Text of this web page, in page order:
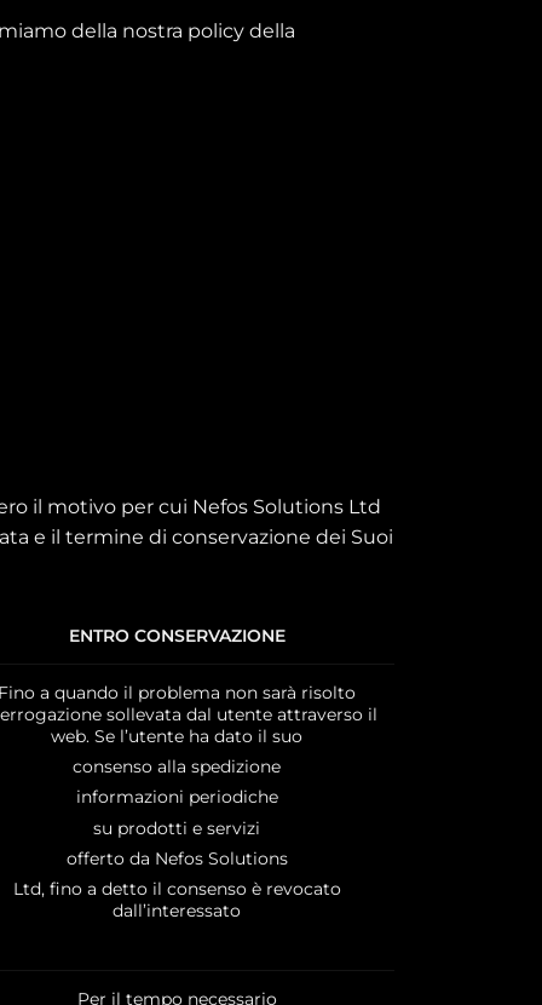
della nostra policy della
il motivo per cui Nefos Solutions Ltd
e il termine di conservazione dei Suoi
ENTRO CONSERVAZIONE
a quando il problema non sarà risolto
sollevata dal utente attraverso il
web. Se l’utente ha dato il suo
consenso alla spedizione
informazioni periodiche
su prodotti e servizi
offerto da Nefos Solutions
Ltd, fino a detto il consenso è revocato
dall’interessato
Per il tempo necessario